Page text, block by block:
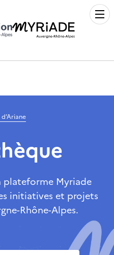
plateforme Myriade
initiatives et projets
Rhône-Alpes.